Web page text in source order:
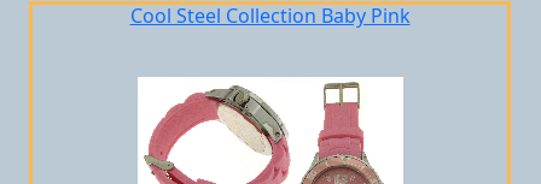
Cool Steel Collection Baby Pink